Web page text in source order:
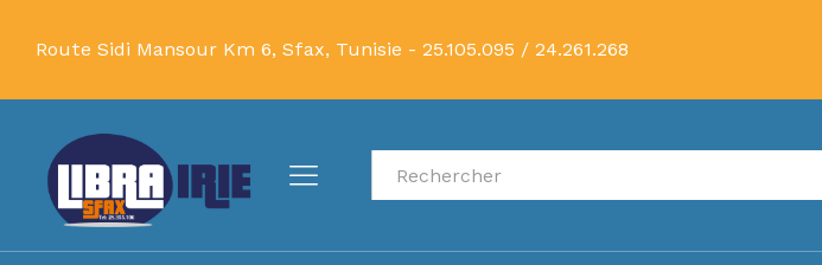
Route Sidi Mansour Km 6, Sfax, Tunisie - 25.105.095 / 24.261.268
Recherche